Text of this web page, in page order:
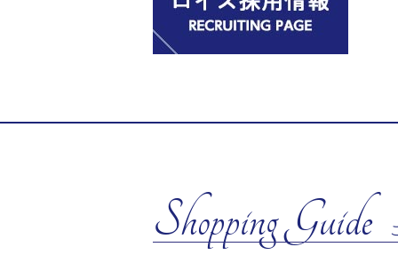
Shopping Guide